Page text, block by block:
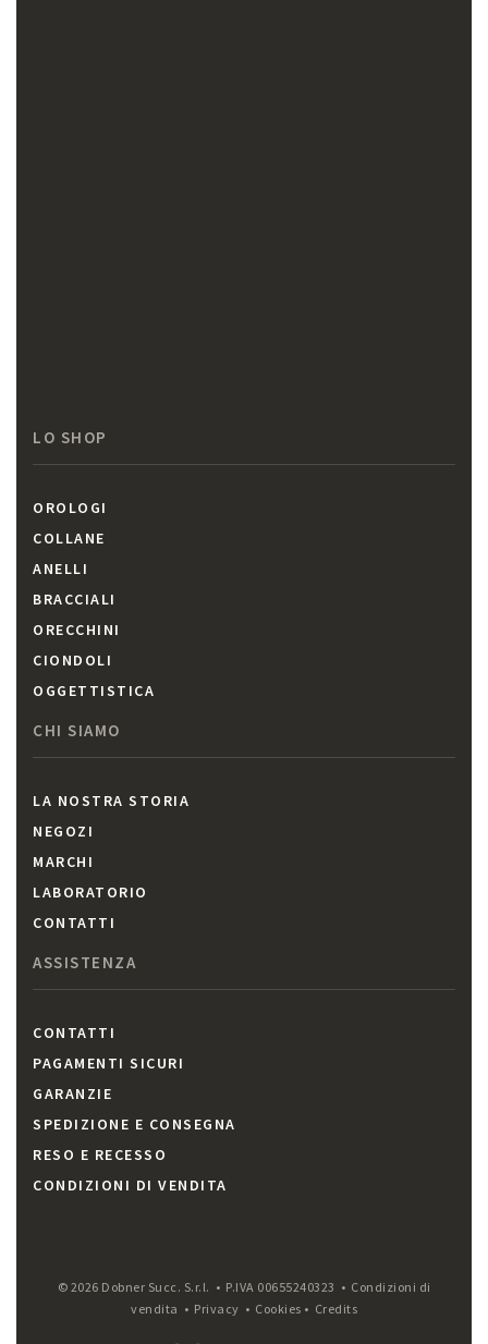
LO SHOP
OROLOGI
COLLANE
ANELLI
BRACCIALI
ORECCHINI
CIONDOLI
OGGETTISTICA
CHI SIAMO
LA NOSTRA STORIA
NEGOZI
MARCHI
LABORATORIO
CONTATTI
ASSISTENZA
CONTATTI
PAGAMENTI SICURI
GARANZIE
SPEDIZIONE E CONSEGNA
RESO E RECESSO
CONDIZIONI DI VENDITA
© 2026 Dobner Succ. S.r.l. • P.IVA 00655240323 • Condizioni di
vendita • Privacy • Cookies • Credits